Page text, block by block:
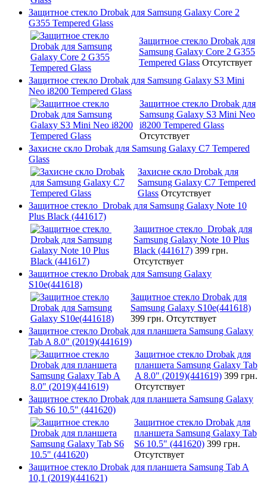
Защитное стекло Drobak для Samsung Galaxy Core 2
G355 Tempered Glass
Защитное стекло Drobak для
Samsung Galaxy Core 2 G355
Tempered Glass Отсутствует
Защитное стекло Drobak для Samsung Galaxy S3 Mini
Neo i8200 Tempered Glass
Защитное стекло Drobak для
Samsung Galaxy S3 Mini Neo
i8200 Tempered Glass
Отсутствует
Захисне скло Drobak для Samsung Galaxy C7 Tempered
Glass
Захисне скло Drobak для
Samsung Galaxy C7 Tempered
Glass Отсутствует
Защитное стекло Drobak для Samsung Galaxy Note 10
Plus Black (441617)
Защитное стекло Drobak для
Samsung Galaxy Note 10 Plus
Black (441617) 399 грн.
Отсутствует
Защитное стекло Drobak для Samsung Galaxy
S10e(441618)
Защитное стекло Drobak для
Samsung Galaxy S10e(441618)
399 грн. Отсутствует
Защитное стекло Drobak для планшета Samsung Galaxy
Tab A 8.0" (2019)(441619)
Защитное стекло Drobak для
планшета Samsung Galaxy Tab
A 8.0" (2019)(441619) 399 грн.
Отсутствует
Защитное стекло Drobak для планшета Samsung Galaxy
Tab S6 10.5" (441620)
Защитное стекло Drobak для
планшета Samsung Galaxy Tab
S6 10.5" (441620) 399 грн.
Отсутствует
Защитное стекло Drobak для планшета Samsung Tab A
10,1 (2019)(441621)